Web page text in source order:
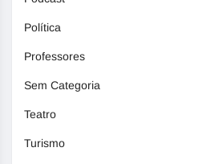
Política
Professores
Sem Categoria
Teatro
Turismo